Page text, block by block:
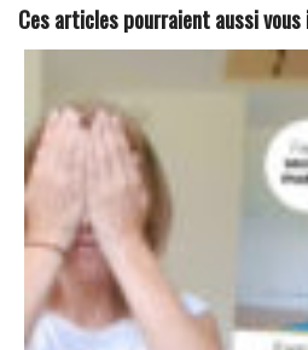
Ces articles pourraient aussi